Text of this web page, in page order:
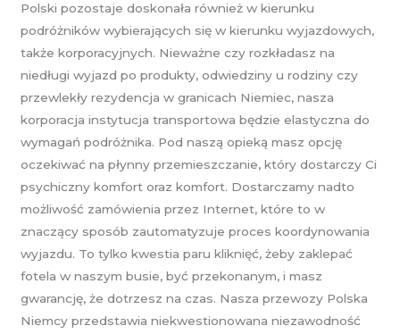
Polski pozostaje doskonała również w kierunku
podróżników wybierających się w kierunku wyjazdowych,
także korporacyjnych. Nieważne czy rozkładasz na
niedługi wyjazd po produkty, odwiedziny u rodziny czy
przewlekły rezydencja w granicach Niemiec, nasza
korporacja instytucja transportowa będzie elastyczna do
wymagań podróżnika. Pod naszą opieką masz opcję
oczekiwać na płynny przemieszczanie, który dostarczy Ci
psychiczny komfort oraz komfort. Dostarczamy nadto
możliwość zamówienia przez Internet, które to w
znaczący sposób zautomatyzuje proces koordynowania
wyjazdu. To tylko kwestia paru kliknięć, żeby zaklepać
fotela w naszym busie, być przekonanym, i masz
gwarancję, że dotrzesz na czas. Nasza przewozy Polska
Niemcy przedstawia niekwestionowana niezawodność